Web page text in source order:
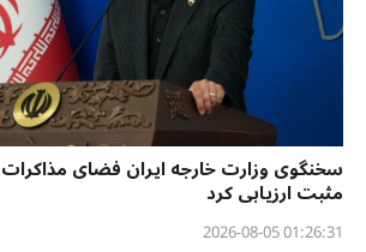
سخنگوی وزارت خارجه ایران فضای مذاکرات
مثبت ارزیابی کرد
01:26:31 2026-08-05